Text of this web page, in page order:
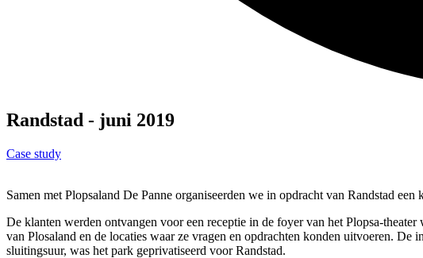
Randstad - juni 2019
Case study
Samen met Plopsaland De Panne organiseerden we in opdracht van Randstad een
De klanten werden ontvangen voor een receptie in de foyer van het Plopsa-
van Plosaland en de locaties waar ze vragen en opdrachten konden uitvoeren.
sluitingsuur, was het park geprivatiseerd voor Randstad.